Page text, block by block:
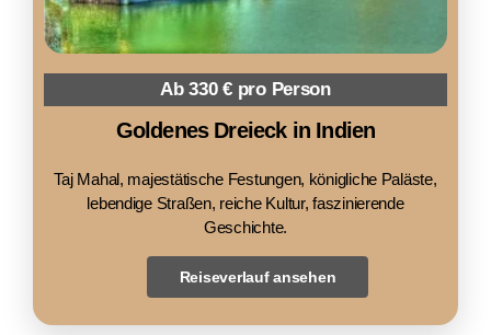
Ab 330 € pro Person
Goldenes Dreieck in Indien
Taj Mahal, majestätische Festungen, königliche Paläste,
lebendige Straßen, reiche Kultur, faszinierende
Geschichte.
Reiseverlauf ansehen